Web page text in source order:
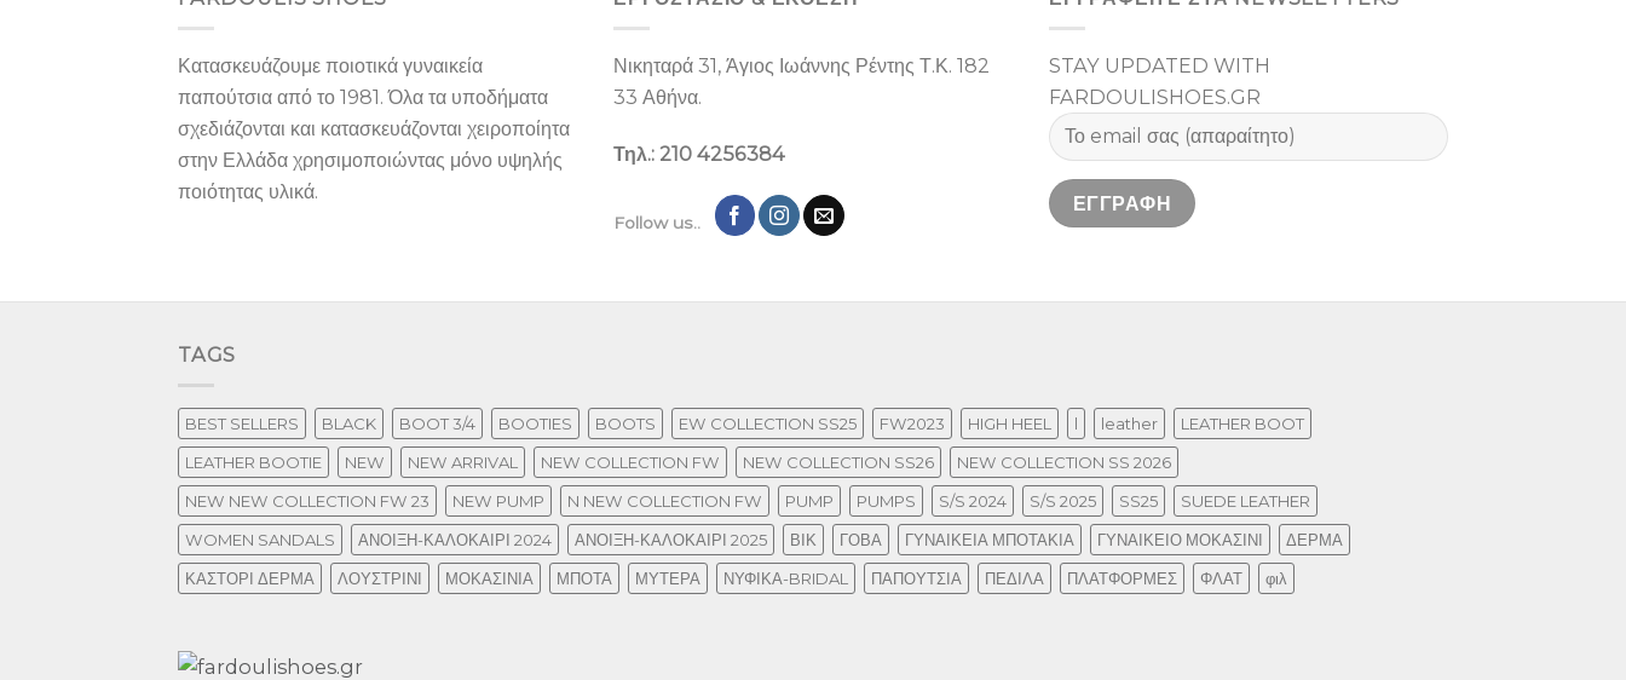
Κατασκευάζουμε ποιοτικά γυναικεία
παπούτσια από το 1981. Όλα τα υποδήματα
σχεδιάζονται και κατασκευάζονται χειροποίητα
στην Ελλάδα χρησιμοποιώντας μόνο υψηλής
ποιότητας υλικά.
Νικηταρά 31, Άγιος Ιωάννης Ρέντης Τ.Κ. 182
33 Αθήνα.
Τηλ.: 210 4256384
Follow us..
STAY UPDATED WITH
FARDOULISHOES.GR
TAGS
BEST SELLERS BLACK BOOT 3/4 BOOTIES BOOTS EW COLLECTION SS25 FW2023 HIGH HEEL l leather
LEATHER BOOT
LEATHER BOOTIE
NEW NEW ARRIVAL NEW COLLECTION FW NEW COLLECTION SS26
NEW COLLECTION SS 2026
NEW NEW COLLECTION FW 23
NEW PUMP N NEW COLLECTION FW PUMP PUMPS S/S 2024 S/S 2025 SS25
SUEDE LEATHER
WOMEN SANDALS
ΑΝΟΙΞΗ-ΚΑΛΟΚΑΙΡΙ 2024 ΑΝΟΙΞΗ-ΚΑΛΟΚΑΙΡΙ 2025 ΒΙΚ ΓΟΒΑ ΓΥΝΑΙΚΕΙΑ ΜΠΟΤΑΚΙΑ ΓΥΝΑΙΚΕΙΟ ΜΟΚΑΣΙΝΙ
ΔΕΡΜΑ
ΚΑΣΤΟΡΙ ΔΕΡΜΑ
ΛΟΥΣΤΡΙΝΙ ΜΟΚΑΣΙΝΙΑ ΜΠΟΤΑ ΜΥΤΕΡΑ ΝΥΦΙΚΑ-BRIDAL ΠΑΠΟΥΤΣΙΑ ΠΕΔΙΛΑ ΠΛΑΤΦΟΡΜΕΣ ΦΛΑΤ φιλ